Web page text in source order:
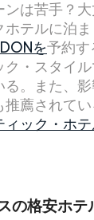
は苦手？
テルに泊ま
を予約す
ク・スタイ
。また、
薦されてい
ィック・ホ
の格安ホテ